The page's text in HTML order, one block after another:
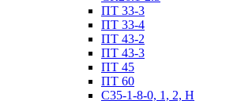
ПТ 33-3
ПТ 33-4
ПТ 43-2
ПТ 43-3
ПТ 45
ПТ 60
С35-1-8-0, 1, 2, Н